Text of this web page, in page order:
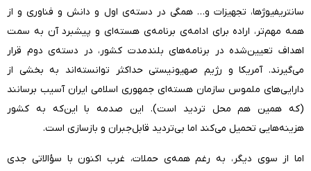
سانتریفیوژها، تجهیزات و… همگی در دسته‌ی اول و دانش و فناوری و از
همه مهم‌تر، اراده برای ادامه‌ی برنامه‌ی هسته‌ای و پیشبرد آن به سمت
اهداف تعیین‌شده در برنامه‌های بلندمدت کشور، در دسته‌ی دوم قرار
می‌گیرند. آمریکا و رژیم صهیونیستی حداکثر توانسته‌اند به بخشی از
دارایی‌های ملموس سازمان هسته‌ای جمهوری اسلامی ایران آسیب برسانند
(که همین هم محل تردید است). این صدمه با این‌که به کشور
هزینه‌هایی تحمیل می‌کند اما بی‌تردید قابل‌جبران و بازسازی است.
اما از سوی دیگر، به رغم همه‌ی حملات، غرب اکنون با سؤالاتی جدی